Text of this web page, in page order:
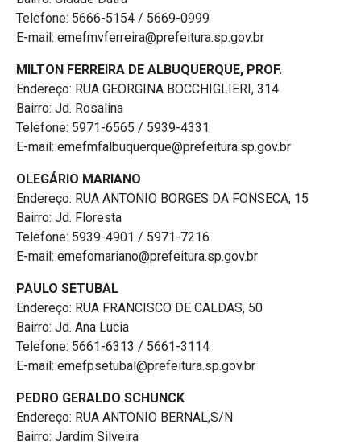
Telefone: 5666-5154 / 5669-0999
E-mail: emefmvferreira@prefeitura.sp.gov.br
MILTON FERREIRA DE ALBUQUERQUE, PROF.
Endereço: RUA GEORGINA BOCCHIGLIERI, 314
Bairro: Jd. Rosalina
Telefone: 5971-6565 / 5939-4331
E-mail: emefmfalbuquerque@prefeitura.sp.gov.br
OLEGÁRIO MARIANO
Endereço: RUA ANTONIO BORGES DA FONSECA, 15
Bairro: Jd. Floresta
Telefone: 5939-4901 / 5971-7216
E-mail: emefomariano@prefeitura.sp.gov.br
PAULO SETUBAL
Endereço: RUA FRANCISCO DE CALDAS, 50
Bairro: Jd. Ana Lucia
Telefone: 5661-6313 / 5661-3114
E-mail: emefpsetubal@prefeitura.sp.gov.br
PEDRO GERALDO SCHUNCK
Endereço: RUA ANTONIO BERNAL,S/N
Bairro: Jardim Silveira